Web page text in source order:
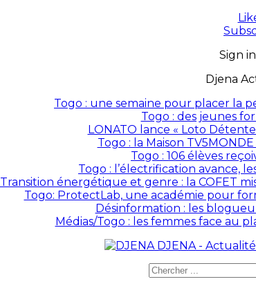
Sign in
Djena
Togo : une semaine pour placer la
Togo : des jeunes
LONATO lance « Loto
Togo : la Maison
Togo : 106 élèves
Togo : l’électrification avance,
Transition énergétique et genre : la COFET
Togo: ProtectLab, une académie pour
Désinformation : les
Médias/Togo : les femmes face au
DJENA -